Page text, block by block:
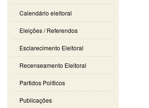
Calendário eleitoral
Eleições / Referendos
Esclarecimento Eleitoral
Recenseamento Eleitoral
Partidos Políticos
Publicações